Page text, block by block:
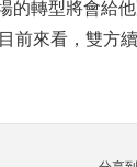
轉型將會給他
前來看，雙方續